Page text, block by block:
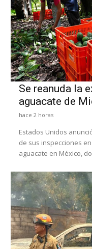
Se reanuda la
aguacate de
hace 2 horas
Estados Unidos
de sus inspecciones
aguacate en México,